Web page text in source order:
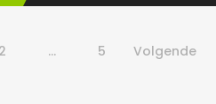
2 … 5 Volgende